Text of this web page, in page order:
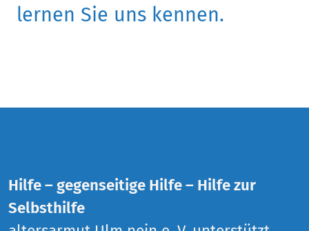
lernen Sie uns kennen.
Hilfe – gegenseitige Hilfe – Hilfe zur
Selbsthilfe